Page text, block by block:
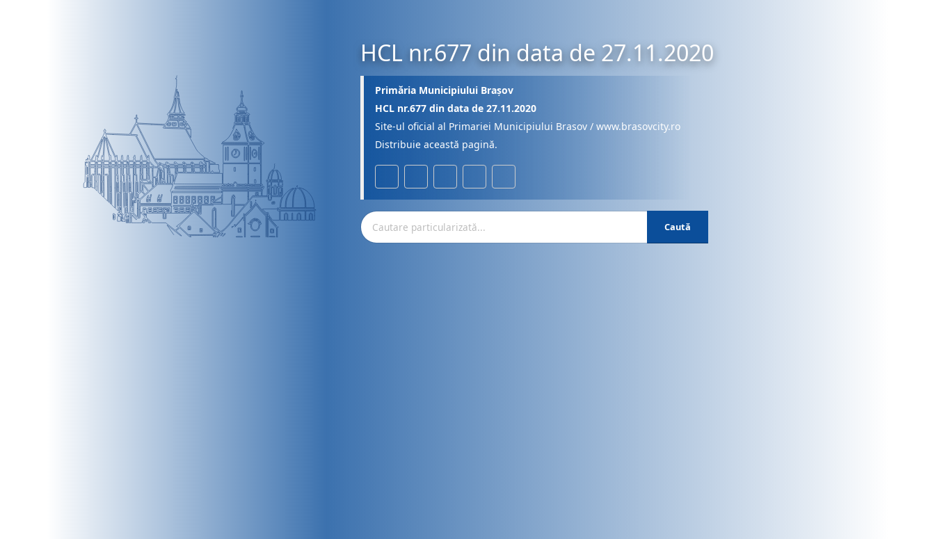
HCL nr.677 din data de 27.11.2020
Primăria Municipiului Brașov
HCL nr.677 din data de 27.11.2020
Site-ul oficial al Primariei Municipiului Brasov / www.brasovcity.ro
Distribuie această pagină.
Caută